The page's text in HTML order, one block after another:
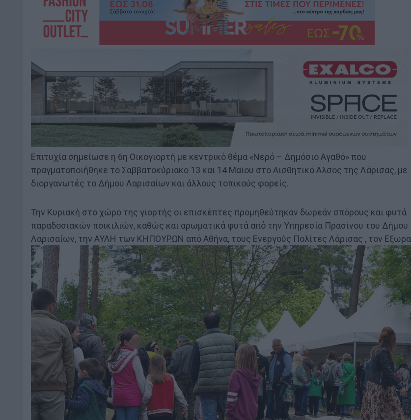
Επιτυχία σημείωσε η 6η Οικογιορτή με κεντρικό θέμα «Νερό – Δημόσιο Αγαθό» που
πραγματοποιήθηκε το Σαββατοκύριακο 13 και 14 Μαϊου στο Αισθητικό Αλσος της Λάρισας, με
διοργανωτές το Δήμου Λαρισαίων και άλλους τοπικούς φορείς.
Την Κυριακή στο χώρο της γιορτής οι επισκέπτες προμηθεύτηκαν δωρεάν σπόρους και φυτά
παραδοσιακών ποικιλιών, καθώς και αρωματικά φυτά από την Υπηρεσία Πρασίνου του Δήμου
Λαρισαίων, την ΑΥΛΗ των ΚΗΠΟΥΡΩΝ από Αθήνα, τους Ενεργούς Πολίτες Λάρισας , τον